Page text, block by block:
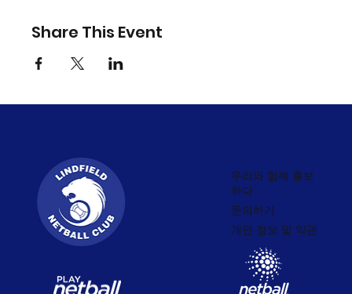
Share This Event
우리와 함께 홍보
하다
문의하기
개인 정보 및 약관